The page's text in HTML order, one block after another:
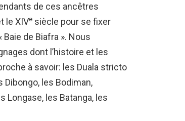
de ces ancêtres
le XIVe siècle pour se fixer
de Biafra ». Nous
dont l’histoire et les
à savoir: les Duala stricto
Dibongo, les Bodiman,
Longase, les Batanga, les